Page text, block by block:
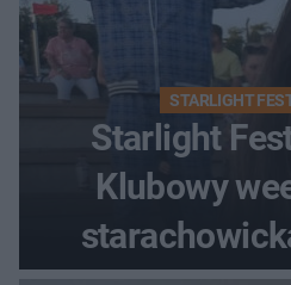
STARLIGHT
Starlight
Klubowy